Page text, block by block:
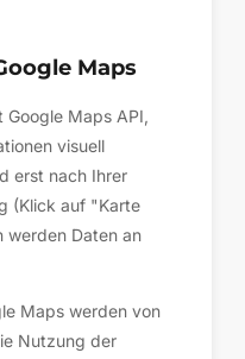
Maps
Google Maps API,
visuell
erst nach Ihrer
(Klick auf "Karte
werden Daten an
Maps werden von
Nutzung der